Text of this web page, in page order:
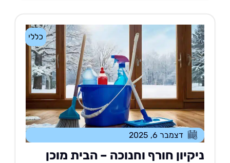
כללי
דצמבר 6, 2025
חורף וחנוכה – הבית מוכן